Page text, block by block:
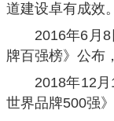
道建设卓有成效。
2016年6月
牌百强榜》公布
2018年12
世界品牌500强